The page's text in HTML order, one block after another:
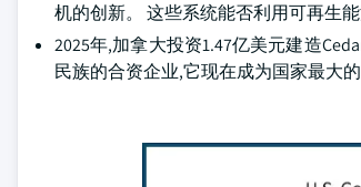
机的创新。 这些系统能否利用可再生
2025年,加拿大投资1.47亿美元建造
民族的合资企业,它现在成为国家最大的